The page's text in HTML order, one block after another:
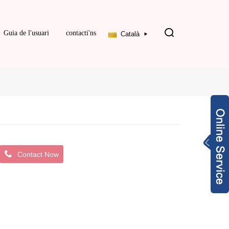
Guia de l'usuari contacti'ns Català
Contact Now